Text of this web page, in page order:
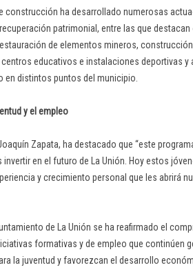
construcción ha desarrollado numerosas
patrimonial, entre las que
de elementos mineros,
educativos e instalaciones deportivas y
en distintos puntos del municipio.
y el empleo
Zapata, ha destacado que “este
invertir en el futuro de La Unión. Hoy estos
y crecimiento personal que les abrirá
de La Unión se ha reafirmado el
formativas y de empleo que continúen
la juventud y favorezcan el desarrollo